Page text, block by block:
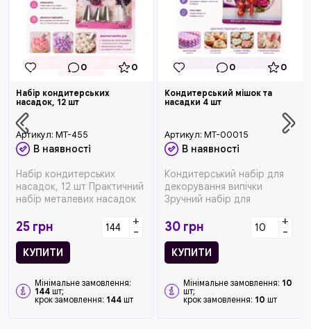
0 0
Набір кондитерських
насадок, 12 шт
Артикул: MT-455
В наявності
Набір кондитерських
насадок, 12 шт Практичний
набір металевих насадок
кап...
25 грн +
-
КУПИТИ
Мінімальне замовлення:
144 шт;
крок замовлення: 144 шт
0 0
Кондитерський мішок та
насадки 4 шт
Артикул: MT-00015
В наявності
Кондитерський набір для
декорування випічки
Зручний набір для
кремового декор...
30 грн +
-
КУПИТИ
Мінімальне замовлення: 10
шт;
крок замовлення: 10 шт